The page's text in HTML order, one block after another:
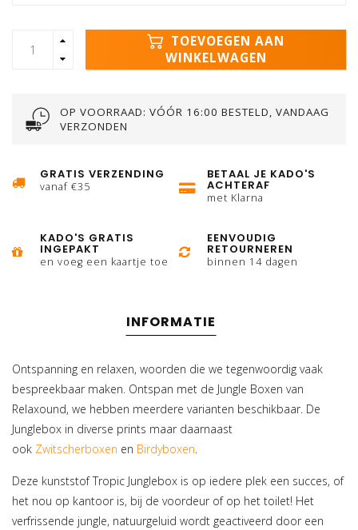
TOEVOEGEN AAN
WINKELWAGEN
OP VOORRAAD: VÓÓR 16:00 BESTELD, VANDAAG
VERZONDEN
GRATIS VERZENDING
vanaf €35
BETAAL JE KADO'S
ACHTERAF
met Klarna
KADO'S GRATIS
INGEPAKT
en voeg een kaartje toe
EENVOUDIG
RETOURNEREN
binnen 14 dagen
INFORMATIE
Ontspanning en relaxen, woorden die we tegenwoordig vaak
bespreekbaar maken. Ontspan met de Jungle Boxen van
Relaxound, we hebben meerdere varianten beschikbaar. De
Junglebox in diverse prints maar daarnaast
ook Zwitscherboxen en Birdyboxen.
Deze kunststof Tropic Junglebox is op iedere plek een succes, of
het nou op kantoor is, bij de voordeur of op het toilet! Het
verfrissende jungle, natuurgeluid wordt geactiveerd door een